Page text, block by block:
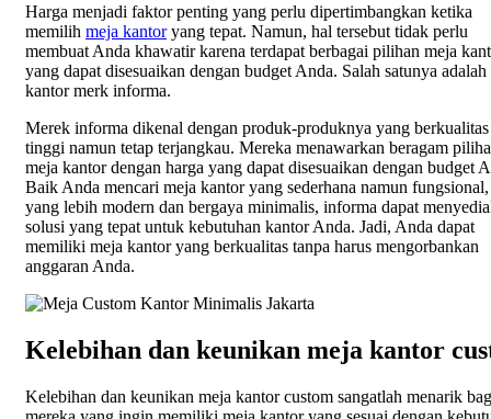
Harga menjadi faktor penting yang perlu dipertimbangkan ketika
memilih meja kantoryang tepat. Namun, hal tersebut tidak perlu
membuat Anda khawatir karena terdapat berbagai pilihan meja
yang dapat disesuaikan dengan budget Anda. Salah satunya adalah
kantor merk informa.
Merek informa dikenal dengan produk-produknya yang berkualitas
tinggi namun tetap terjangkau. Mereka menawarkan beragam
meja kantor dengan harga yang dapat disesuaikan dengan budget
Baik Anda mencari meja kantor yang sederhana namun fungsional,
yang lebih modern dan bergaya minimalis, informa dapat
solusi yang tepat untuk kebutuhan kantor Anda. Jadi, Anda dapat
memiliki meja kantor yang berkualitas tanpa harus mengorbankan
anggaran Anda.
Kelebihan dan keunikan meja kantor
Kelebihan dan keunikan meja kantor custom sangatlah menarik